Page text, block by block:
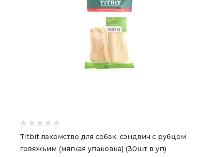
Titbit лакомство для собак, сэндвич с рубцом
говяжьим (мягкая упаковка) (30шт в уп)